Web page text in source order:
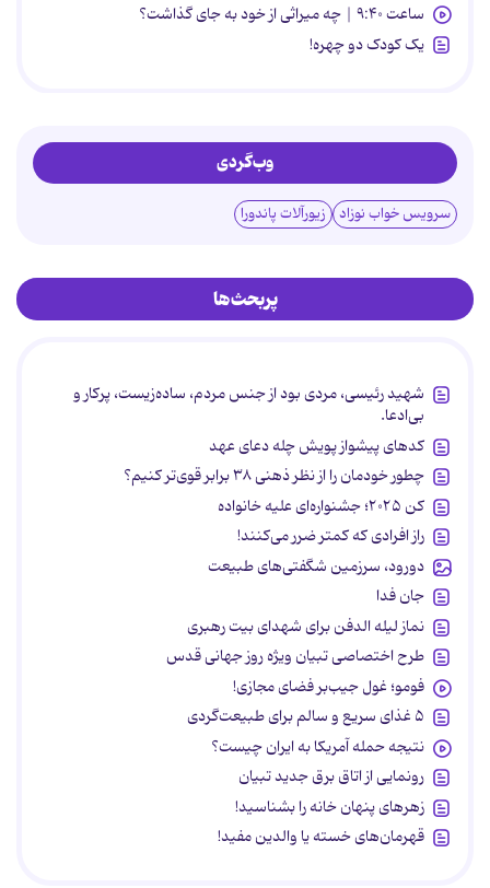
ساعت ۹:۴۰ | چه میراثی از خود به جای گذاشت؟
یک کودک دو چهره!
وب‌گردی
سرویس خواب نوزاد زیورآلات پاندورا
پربحث‌ها
شهید رئیسی، مردی بود از جنس مردم، ساده‌زیست، پرکار و
بی‌ادعا.
کدهای پیشواز پویش چله دعای عهد
چطور خودمان را از نظر ذهنی ۳۸ برابر قوی‌تر کنیم؟
کن ۲۰۲۵؛ جشنواره‌ای علیه خانواده
راز افرادی که کمتر ضرر می‌کنند!
دورود، سرزمین شگفتی‌های طبیعت
جان فدا
نماز لیله الدفن برای شهدای بیت رهبری
طرح اختصاصی تبیان ویژه روز جهانی قدس
فومو؛ غول جیب‌بر فضای مجازی!
۵ غذای سریع و سالم برای طبیعت‌گردی
نتیجه حمله آمریکا به ایران چیست؟
رونمایی از اتاق برق جدید تبیان
زهرهای پنهان خانه را بشناسید!
قهرمان‌های خسته یا والدین مفید!